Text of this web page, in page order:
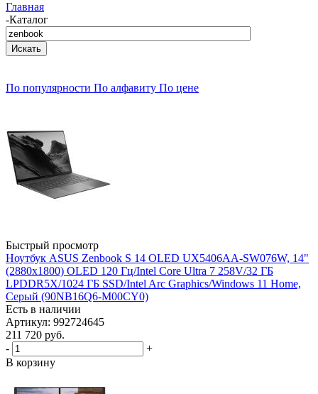
Главная
-Каталог
По популярности По алфавиту По цене
Быстрый просмотр
Ноутбук ASUS Zenbook S 14 OLED UX5406AA-SW076W, 14"
(2880x1800) OLED 120 Гц/Intel Core Ultra 7 258V/32 ГБ
LPDDR5X/1024 ГБ SSD/Intel Arc Graphics/Windows 11 Home,
Серый (90NB16Q6-M00CY0)
Есть в наличии
Артикул: 992724645
211 720 руб.
-
+
В корзину